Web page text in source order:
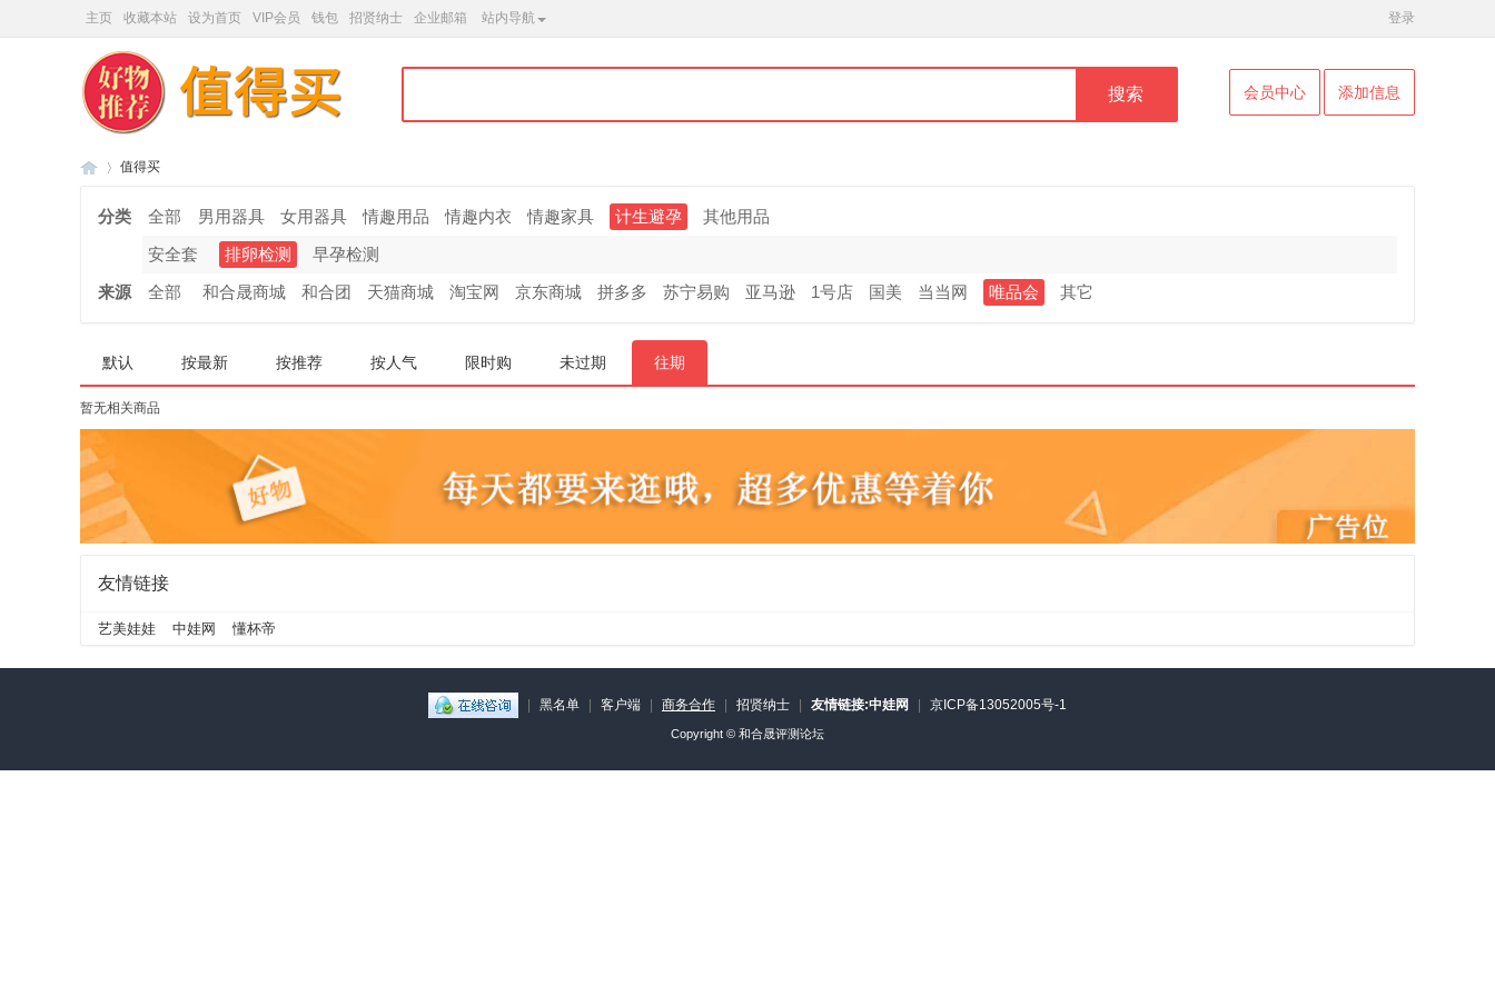
主页 收藏本站 设为首页 VIP会员 钱包 招贤纳士 企业邮箱 站内导航 登录
搜索 会员中心 添加信息
合
值得买
分类 全部 男用器具 女用器具 情趣用品 情趣内衣 情趣家具 计生避孕
其他用品
安全套
排卵检测
早孕检测
来源
全部 和合晟商城 和合团 天猫商城 淘宝网 京东商城 拼多多 苏宁易购 亚马逊 1号店 国美 当当网 唯品会 其它
默认 按最新 按推荐 按人气 限时购 未过期 往期
暂无相关商品
友情链接
艺美娃娃 中娃网 懂杯帝
| 黑名单 | 客户端 | 商务合作 | 招贤纳士 | 友情链接:中娃网 | 京ICP备13052005号-1
Copyright © 和合晟评测论坛